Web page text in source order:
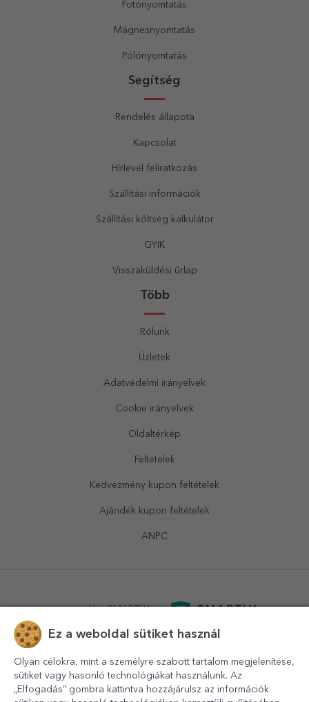
Fotónyomtatás
Mágnesnyomtatás
Pólónyomtatás
Segítség
Rendelés állapota
Kapcsolat
Hírlevél feliratkozás
Szállítási információk
Szállítási költség kalkulátor
GYIK
Visszaküldési űrlap
Több
Rólunk
Üzletek
Adatvédelmi irányelvek
Cookie irányelvek
Oldaltérkép
Feltételek
Kedvezmény kupon feltételek
Ajándék kupon feltételek
ANPC
powered bySMARTLY.ro
Ez a weboldal sütiket használ
Olyan célokra, mint a személyre szabott tartalom megjelenítése,
sütiket vagy hasonló technológiákat használunk. Az
„Elfogadás” gombra kattintva hozzájárulsz az információk